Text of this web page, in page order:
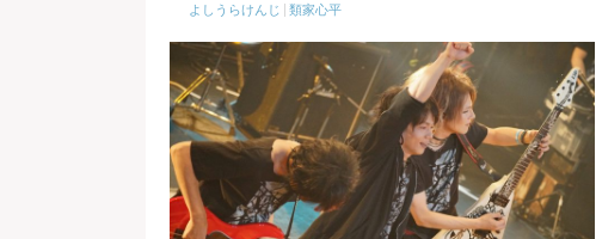
よしうらけんじ |類家心平